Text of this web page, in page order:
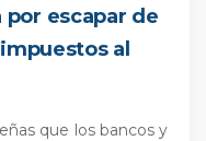
por escapar de
al
que los bancos y